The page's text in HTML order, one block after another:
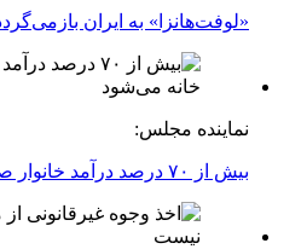
«لوفت‌هانزا» به ایران
نماینده مجلس:
بیش از ۷۰ درصد درآمد خانوار صرف اجاره خانه می‌شود